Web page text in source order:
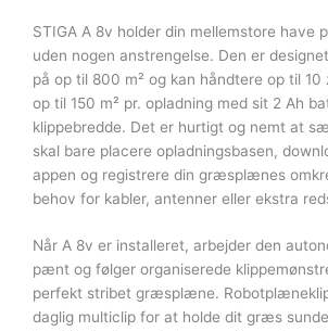
STIGA A 8v holder din mellemstore have
uden nogen anstrengelse. Den er
på op til 800 m² og kan håndtere op til 10
op til 150 m² pr. opladning med sit 2 Ah
klippebredde. Det er hurtigt og nemt at
skal bare placere opladningsbasen,
appen og registrere din græsplænes
behov for kabler, antenner eller ekstra
Når A 8v er installeret, arbejder den
pænt og følger organiserede
perfekt stribet græsplæne.
daglig multiclip for at holde dit græs